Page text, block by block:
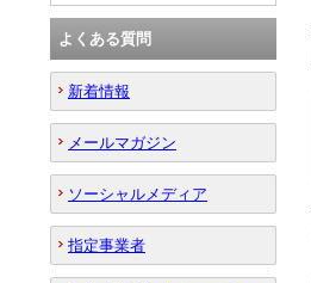
よくある質問
新着情報
メールマガジン
ソーシャルメディア
指定事業者